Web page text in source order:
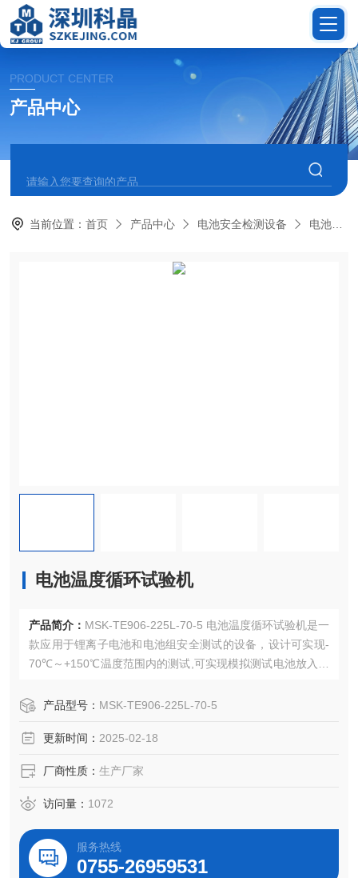
PRODUCT CENTER
产品中心
当前位置：首页 产品中心 电池安全检测设备 电池温度循环实验机
电池温度循环试验机
产品简介： MSK-TE906-225L-70-5 电池温度循环试验机是一
款应用于锂离子电池和电池组安全测试的设备，设计可实现-
70℃～+150℃温度范围内的测试,可实现模拟测试电池放入高
备可广泛应用于电子、电器、电池、塑胶、食品、纸品、车
产品型号： MSK-TE906-225L-70-5
更新时间： 2025-02-18
厂商性质： 生产厂家
访问量： 1072
服务热线
0755-26959531